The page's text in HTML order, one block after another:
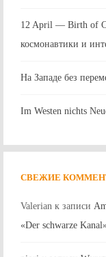
12 April — Birth of
космонавтики и
На Западе без
Im Westen nichts
СВЕЖИЕ
Valerian к записи
«Der schwarze